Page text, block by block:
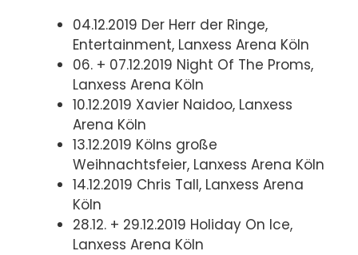
04.12.2019 Der Herr der Ringe,
Entertainment, Lanxess Arena Köln
06. + 07.12.2019 Night Of The Proms,
Lanxess Arena Köln
10.12.2019 Xavier Naidoo, Lanxess
Arena Köln
13.12.2019 Kölns große
Weihnachtsfeier, Lanxess Arena Köln
14.12.2019 Chris Tall, Lanxess Arena
Köln
28.12. + 29.12.2019 Holiday On Ice,
Lanxess Arena Köln